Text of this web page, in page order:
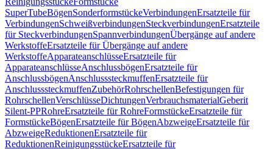
SuperTubeBögenSonderformstückeVerbindungenErsatzteile für
VerbindungenSchweißverbindungenSteckverbindungenErsatzteile
für SteckverbindungenSpannverbindungenÜbergänge auf andere
WerkstoffeErsatzteile für Übergänge auf andere
WerkstoffeApparateanschlüsseErsatzteile für
ApparateanschlüsseAnschlussbögenErsatzteile für
AnschlussbögenAnschlusssteckmuffenErsatzteile für
AnschlusssteckmuffenZubehörRohrschellenBefestigungen für
RohrschellenVerschlüsseDichtungenVerbrauchsmaterialGeberit
Silent-PPRohreErsatzteile für RohreFormstückeErsatzteile für
FormstückeBögenErsatzteile für BögenAbzweigeErsatzteile für
AbzweigeReduktionenErsatzteile für
ReduktionenReinigungsstückeErsatzteile für